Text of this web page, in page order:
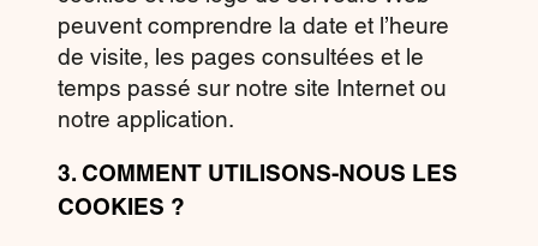
peuvent comprendre la date et l’heure
de visite, les pages consultées et le
temps passé sur notre site Internet ou
notre application.
3. COMMENT UTILISONS-NOUS LES
COOKIES ?